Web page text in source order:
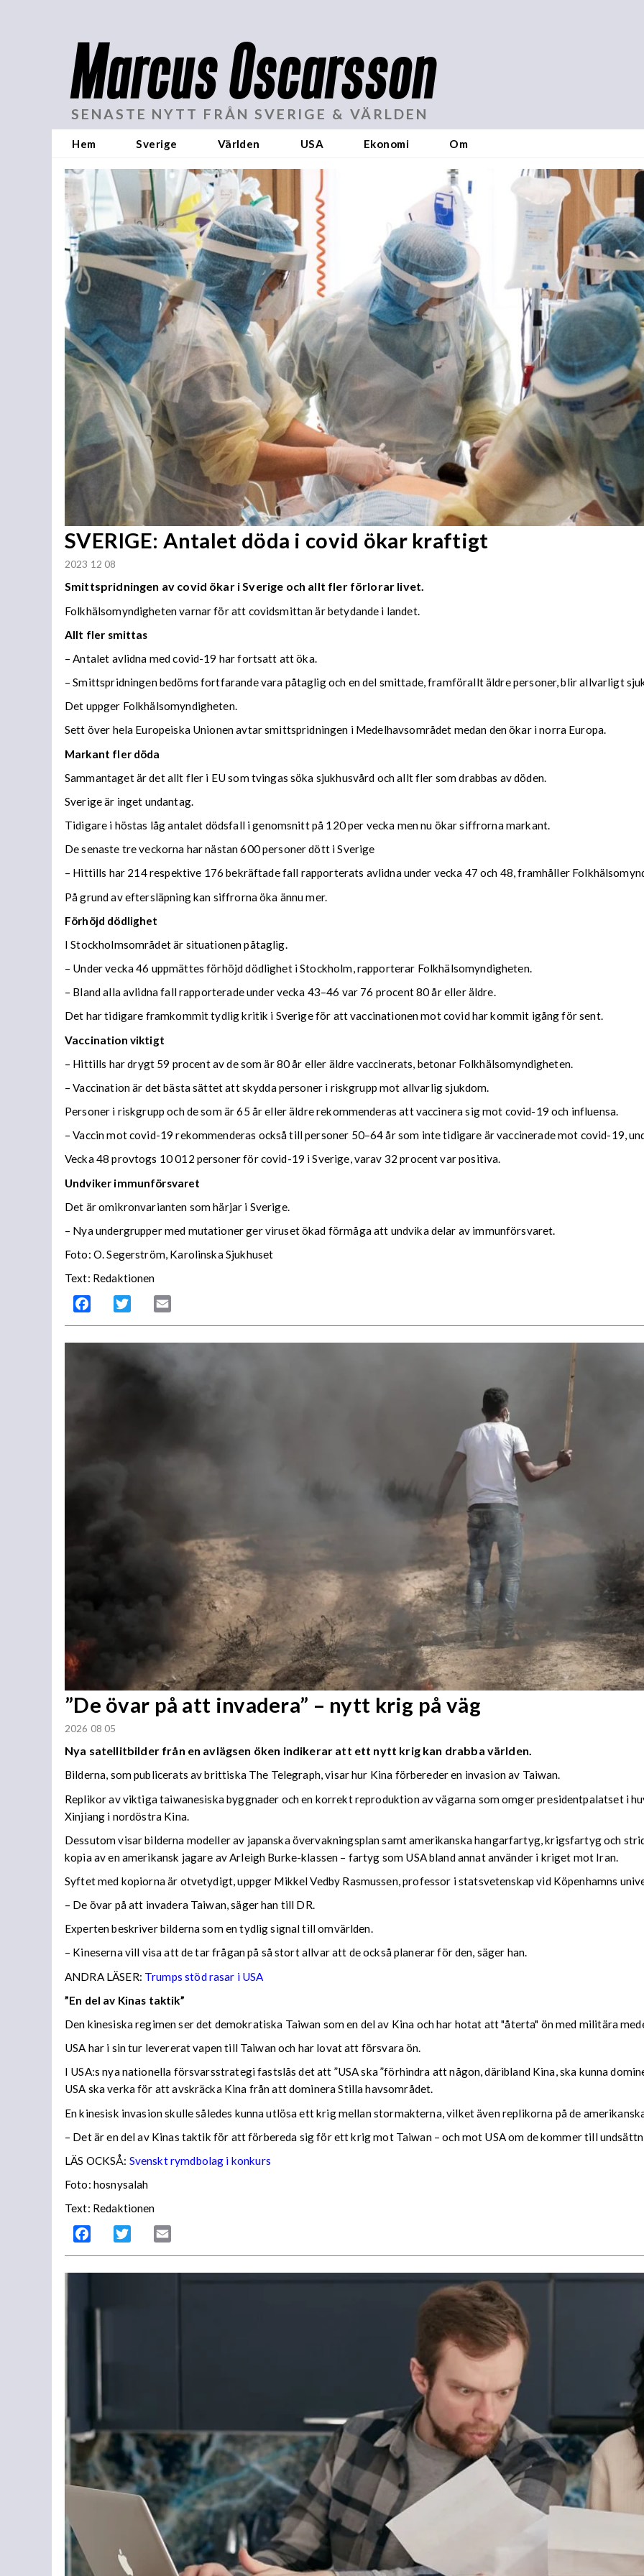
Marcus Oscarsson
SENASTE NYTT FRÅN SVERIGE & VÄRLDEN
Hem Sverige Världen USA Ekonomi Om
SVERIGE: Antalet döda i covid ökar kraftigt
2023 12 08
Smittspridningen av covid ökar i Sverige och allt fler förlorar livet.
Folkhälsomyndigheten varnar för att covidsmittan är betydande i landet.
Allt fler smittas
– Antalet avlidna med covid-19 har fortsatt att öka.
– Smittspridningen bedöms fortfarande vara påtaglig och en del smittade, framförallt äldre personer, blir allvarligt
Det uppger Folkhälsomyndigheten.
Sett över hela Europeiska Unionen avtar smittspridningen i Medelhavsområdet medan den ökar i norra Europa.
Markant fler döda
Sammantaget är det allt fler i EU som tvingas söka sjukhusvård och allt fler som drabbas av döden.
Sverige är inget undantag.
Tidigare i höstas låg antalet dödsfall i genomsnitt på 120 per vecka men nu ökar siffrorna markant.
De senaste tre veckorna har nästan 600 personer dött i Sverige
– Hittills har 214 respektive 176 bekräftade fall rapporterats avlidna under vecka 47 och 48, framhåller
På grund av eftersläpning kan siffrorna öka ännu mer.
Förhöjd dödlighet
I Stockholmsområdet är situationen påtaglig.
– Under vecka 46 uppmättes förhöjd dödlighet i Stockholm, rapporterar Folkhälsomyndigheten.
– Bland alla avlidna fall rapporterade under vecka 43–46 var 76 procent 80 år eller äldre.
Det har tidigare framkommit tydlig kritik i Sverige för att vaccinationen mot covid har kommit igång för sent.
Vaccination viktigt
– Hittills har drygt 59 procent av de som är 80 år eller äldre vaccinerats, betonar Folkhälsomyndigheten.
– Vaccination är det bästa sättet att skydda personer i riskgrupp mot allvarlig sjukdom.
Personer i riskgrupp och de som är 65 år eller äldre rekommenderas att vaccinera sig mot covid-19 och influensa.
– Vaccin mot covid-19 rekommenderas också till personer 50–64 år som inte tidigare är vaccinerade mot covid-19,
Vecka 48 provtogs 10 012 personer för covid-19 i Sverige, varav 32 procent var positiva.
Undviker immunförsvaret
Det är omikronvarianten som härjar i Sverige.
– Nya undergrupper med mutationer ger viruset ökad förmåga att undvika delar av immunförsvaret.
Foto: O. Segerström, Karolinska Sjukhuset
Text: Redaktionen
Facebook Twitter
”De övar på att invadera” – nytt krig på väg
2026 08 05
Nya satellitbilder från en avlägsen öken indikerar att ett nytt krig kan drabba världen.
Bilderna, som publicerats av brittiska The Telegraph, visar hur Kina förbereder en invasion av Taiwan.
Replikor av viktiga taiwanesiska byggnader och en korrekt reproduktion av vägarna som omger presidentpalatset i
Xinjiang i nordöstra Kina.
Dessutom visar bilderna modeller av japanska övervakningsplan samt amerikanska hangarfartyg, krigsfartyg och
kopia av en amerikansk jagare av Arleigh Burke-klassen – fartyg som USA bland annat använder i kriget mot Iran.
Syftet med kopiorna är otvetydigt, uppger Mikkel Vedby Rasmussen, professor i statsvetenskap vid Köpenhamns
– De övar på att invadera Taiwan, säger han till DR.
Experten beskriver bilderna som en tydlig signal till omvärlden.
– Kineserna vill visa att de tar frågan på så stort allvar att de också planerar för den, säger han.
ANDRA LÄSER: Trumps stöd rasar i USA
”En del av Kinas taktik”
Den kinesiska regimen ser det demokratiska Taiwan som en del av Kina och har hotat att "återta" ön med militära
USA har i sin tur levererat vapen till Taiwan och har lovat att försvara ön.
I USA:s nya nationella försvarsstrategi fastslås det att ”USA ska ”förhindra att någon, däribland Kina, ska kunna
USA ska verka för att avskräcka Kina från att dominera Stilla havsområdet.
En kinesisk invasion skulle således kunna utlösa ett krig mellan stormakterna, vilket även replikorna på de
– Det är en del av Kinas taktik för att förbereda sig för ett krig mot Taiwan – och mot USA om de kommer till
LÄS OCKSÅ: Svenskt rymdbolag i konkurs
Foto: hosnysalah
Text: Redaktionen
Facebook Twitter